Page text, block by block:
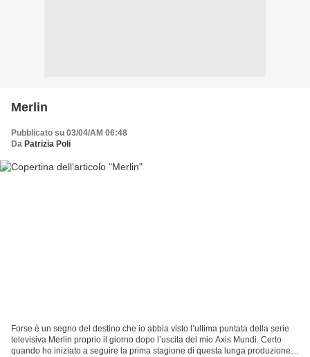
Merlin
Pubblicato su 03/04/AM 06:48
Da Patrizia Poli
Forse è un segno del destino che io abbia visto l’ultima puntata della serie
televisiva Merlin proprio il giorno dopo l’uscita del mio Axis Mundi. Certo
quando ho iniziato a seguire la prima stagione di questa lunga produzione